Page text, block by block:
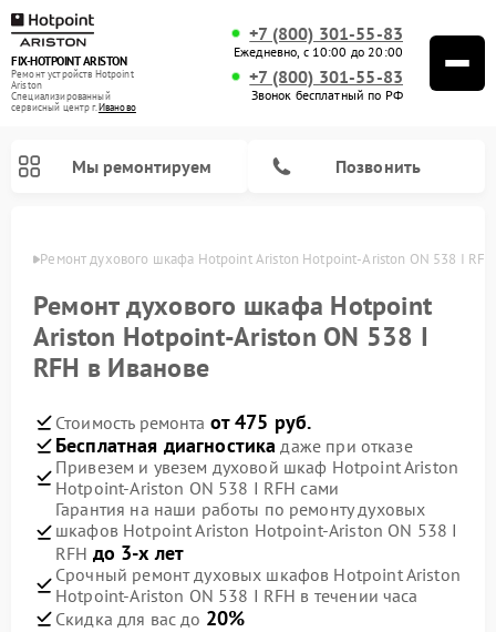
FIX-HOTPOINT ARISTON
Ремонт устройств Hotpoint
Ariston
Специализированный
cервисный центр г.Иваново
+7 (800) 301-55-83
Ежедневно, с 10:00 до 20:00
+7 (800) 301-55-83
Звонок бесплатный по РФ
Мы ремонтируем Позвонить
Ремонт духового шкафа Hotpoint Ariston Hotpoint-Ariston ON 538 I
Ремонт духового шкафа Hotpoint
Ariston Hotpoint-Ariston ON 538 I
RFH в Иванове
Стоимость ремонта от 475 руб.
Бесплатная диагностика даже при отказе
Привезем и увезем духовой шкаф Hotpoint Ariston
Hotpoint-Ariston ON 538 I RFH сами
Гарантия на наши работы по ремонту духовых
шкафов Hotpoint Ariston Hotpoint-Ariston ON 538 I
RFH до 3-х лет
Срочный ремонт духовых шкафов Hotpoint Ariston
Hotpoint-Ariston ON 538 I RFH в течении часа
Скидка для вас до 20%